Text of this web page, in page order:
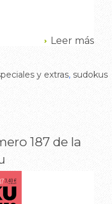
Leer más
y extras, sudokus
187 de la